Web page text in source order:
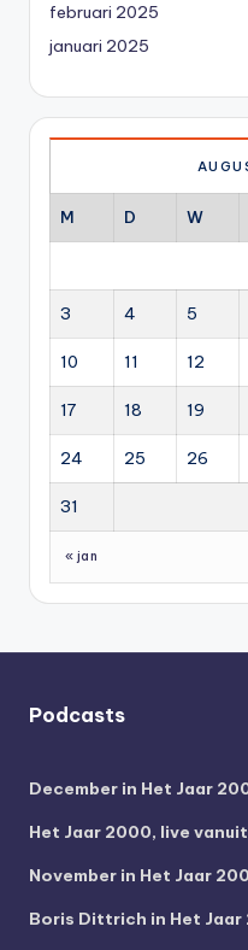
februari 2025
januari 2025
M D W
3 4 5
10 11 12
17 18 19
24 25 26
31
« jan
Podcasts
December in Het Jaar
Het Jaar 2000, live
November in Het Jaar
Boris Dittrich in Het Jaar